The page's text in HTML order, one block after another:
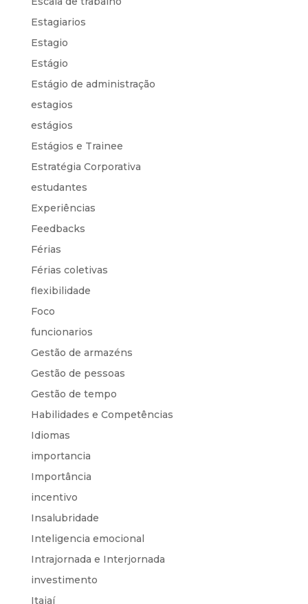
Estagiarios
Estagio
Estágio
Estágio de administração
estagios
estágios
Estágios e Trainee
Estratégia Corporativa
estudantes
Experiências
Feedbacks
Férias
Férias coletivas
flexibilidade
Foco
funcionarios
Gestão de armazéns
Gestão de pessoas
Gestão de tempo
Habilidades e Competências
Idiomas
importancia
Importância
incentivo
Insalubridade
Inteligencia emocional
Intrajornada e Interjornada
investimento
Itajaí